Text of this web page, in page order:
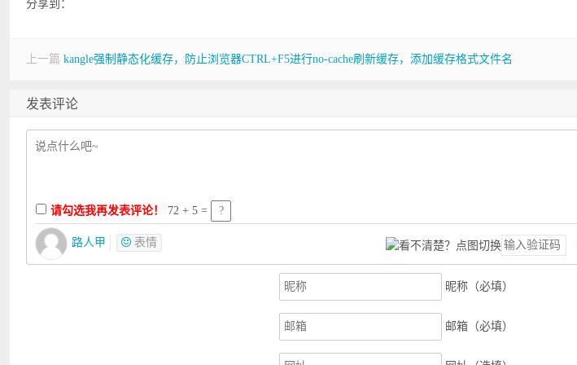
分享到：
上一篇 kangle强制静态化缓存，防止浏览器CTRL+F5进行no-cache刷新缓存，添加缓存格式文件名
发表评论
请勾选我再发表评论！ 72 + 5 =
路人甲 表情
昵称（必填）
邮箱（必填）